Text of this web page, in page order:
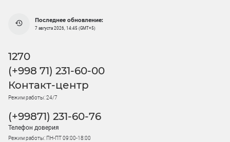
Последнее обновление:
7 августа 2026, 14:45 (GMT+5)
1270
(+998 71) 231-60-00
Контакт-центр
Режим работы: 24/7
(+99871) 231-60-76
Телефон доверия
Режим работы: ПН-ПТ 09:00-18:00